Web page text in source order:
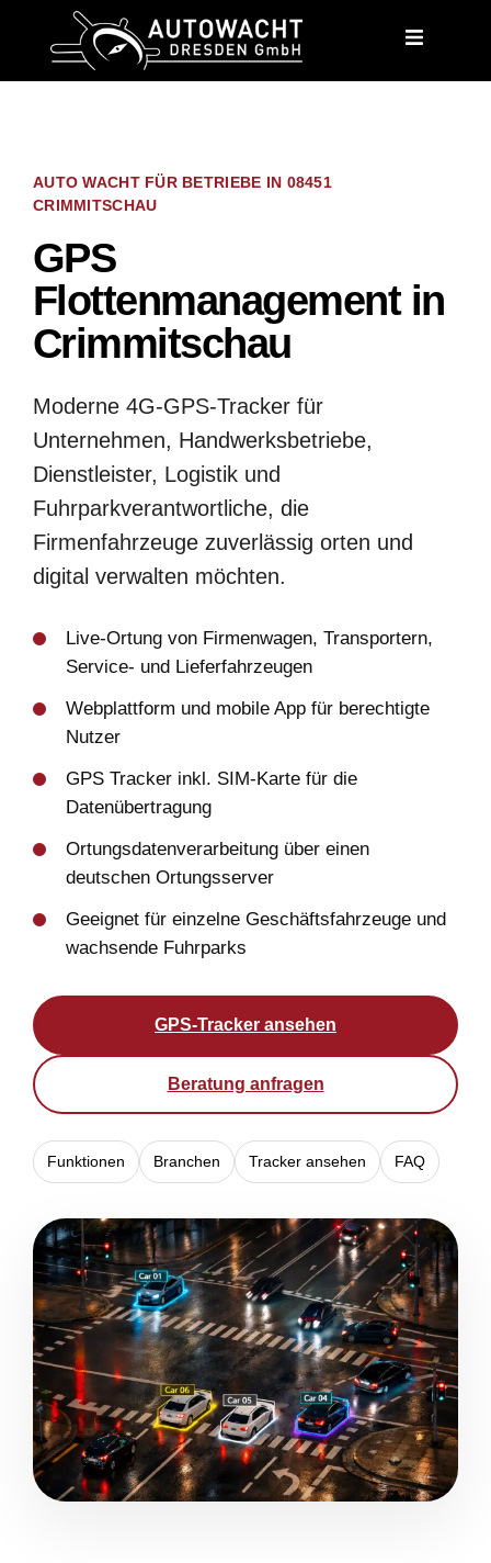
AUTO WACHT FÜR BETRIEBE IN 08451
CRIMMITSCHAU
GPS
Flottenmanagement in
Crimmitschau
Moderne 4G-GPS-Tracker für
Unternehmen, Handwerksbetriebe,
Dienstleister, Logistik und
Fuhrparkverantwortliche, die
Firmenfahrzeuge zuverlässig orten und
digital verwalten möchten.
Live-Ortung von Firmenwagen, Transportern,
Service- und Lieferfahrzeugen
Webplattform und mobile App für berechtigte
Nutzer
GPS Tracker inkl. SIM-Karte für die
Datenübertragung
Ortungsdatenverarbeitung über einen
deutschen Ortungsserver
Geeignet für einzelne Geschäftsfahrzeuge und
wachsende Fuhrparks
GPS-Tracker ansehen
Beratung anfragen
Funktionen Branchen Tracker ansehen FAQ